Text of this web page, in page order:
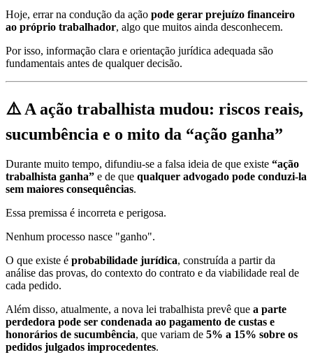
Hoje, errar na condução da ação pode gerar prejuízo financeiro
ao próprio trabalhador, algo que muitos ainda desconhecem.
Por isso, informação clara e orientação jurídica adequada são
fundamentais antes de qualquer decisão.
⚠️ A ação trabalhista mudou: riscos reais,
sucumbência e o mito da “ação ganha”
Durante muito tempo, difundiu-se a falsa ideia de que existe “ação
trabalhista ganha” e de que qualquer advogado pode conduzi-la
sem maiores consequências.
Essa premissa é incorreta e perigosa.
Nenhum processo nasce "ganho".
O que existe é probabilidade jurídica, construída a partir da
análise das provas, do contexto do contrato e da viabilidade real de
cada pedido.
Além disso, atualmente, a nova lei trabalhista prevê que a parte
perdedora pode ser condenada ao pagamento de custas e
honorários de sucumbência, que variam de 5% a 15% sobre os
pedidos julgados improcedentes.